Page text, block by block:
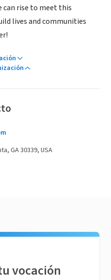
can rise to meet this
lives and communities
GA 30339, USA
vocación